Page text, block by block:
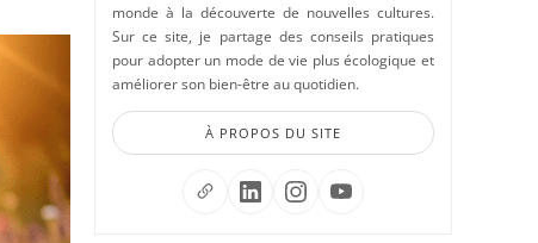
monde à la découverte de nouvelles cultures.
Sur ce site, je partage des conseils pratiques
pour adopter un mode de vie plus écologique et
améliorer son bien-être au quotidien.
À PROPOS DU SITE